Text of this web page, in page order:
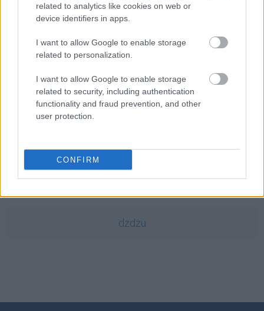
related to analytics like cookies on web or
device identifiers in apps.
I want to allow Google to enable storage
related to personalization.
I want to allow Google to enable storage
related to security, including authentication
functionality and fraud prevention, and other
user protection.
CONFIRM
bociankowe
co rok prorok
ork
ludzik
dżdżu